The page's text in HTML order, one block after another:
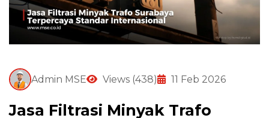
Admin MSE Views (438) 11 Feb 2026
Jasa Filtrasi Minyak Trafo